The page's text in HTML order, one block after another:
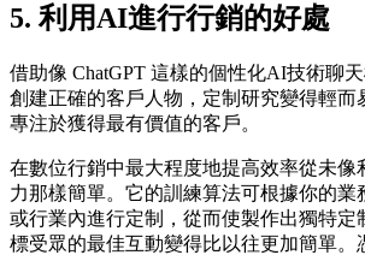
5. 利用AI進行行銷的好處
借助像 ChatGPT 這樣的個性化AI技術聊
創建正確的客戶人物，定制研究變得輕而
專注於獲得最有價值的客戶。
在數位行銷中最大程度地提高效率從未像
力那樣簡單。它的訓練算法可根據你的業
或行業內進行定制，從而使製作出獨特定
標受眾的最佳互動變得比以往更加簡單。